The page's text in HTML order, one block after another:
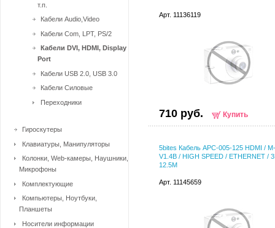
Арт. 11136119
710 руб. Купить
5bites Кабель APC-005-125 HDMI /
V1.4B / HIGH SPEED / ETHERNET /
12.5M
Арт. 11145659
т.п.
Кабели Audio,Video
Кабели Com, LPT, PS/2
Кабели DVI, HDMI, Display
Port
Кабели USB 2.0, USB 3.0
Кабели Силовые
Переходники
Гироскутеры
Клавиатуры, Манипуляторы
Колонки, Web-камеры, Наушники,
Микрофоны
Комплектующие
Компьютеры, Ноутбуки,
Планшеты
Носители информации